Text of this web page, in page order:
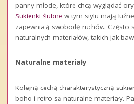
panny młode, które chcą wyglądać
Sukienki ślubne w tym stylu mają
zapewniają swobodę ruchów. Często
naturalnych materiałów, takich jak
Naturalne materiały
Kolejną cechą charakterystyczną
boho i retro są naturalne materiały.